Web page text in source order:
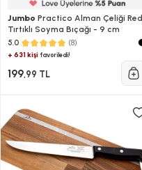
Jumbo Practico Alman Çeliği Red
Tırtıklı Soyma Bıçağı - 9 cm
5.0 (8)
+ 631 kişi favoriledi!
199,99 TL